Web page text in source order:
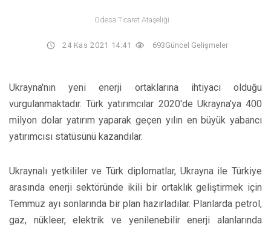
Odesa Ticaret Ataşeliği
24 Kas 2021 14:41 693Güncel Gelişmeler
Ukrayna'nın yeni enerji ortaklarına ihtiyacı olduğu
vurgulanmaktadır. Türk yatırımcılar 2020'de Ukrayna'ya 400
milyon dolar yatırım yaparak geçen yılın en büyük yabancı
yatırımcısı statüsünü kazandılar.
Ukraynalı yetkililer ve Türk diplomatlar, Ukrayna ile Türkiye
arasında enerji sektöründe ikili bir ortaklık geliştirmek için
Temmuz ayı sonlarında bir plan hazırladılar. Planlarda petrol,
gaz, nükleer, elektrik ve yenilenebilir enerji alanlarında